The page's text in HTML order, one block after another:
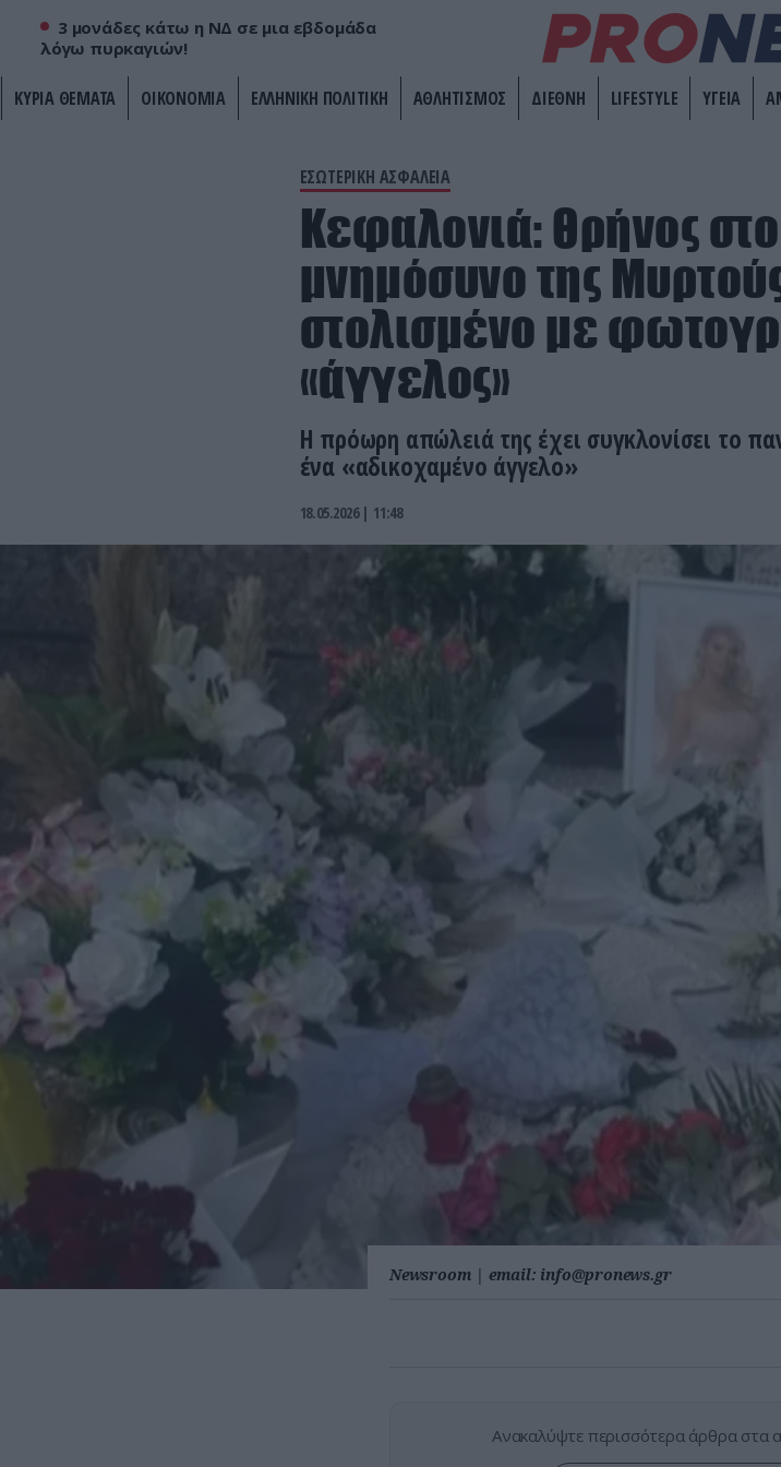
3 μονάδες κάτω η ΝΔ σε μια εβδομάδα
λόγω πυρκαγιών!
ΚΥΡΙΑ ΘΕΜΑΤΑ ΟΙΚΟΝΟΜΙΑ ΕΛΛΗΝΙΚΗ ΠΟΛΙΤΙΚΗ ΑΘΛΗΤΙΣΜΟΣ ΔΙΕΘΝΗ LIFESTYLE ΥΓΕΙΑ
ΕΣΩΤΕΡΙΚΗ ΑΣΦΑΛΕΙΑ
Κεφαλονιά: Θρήνος
μνημόσυνο της
στολισμένο με
«άγγελος»
Η πρόωρη απώλειά της έχει συγκλονίσει το
ένα «αδικοχαμένο άγγελο»
18.05.2026 | 11:48
Newsroom | email: info@pronews.gr
Ανακαλύψτε περισσότερα άρθρα στα